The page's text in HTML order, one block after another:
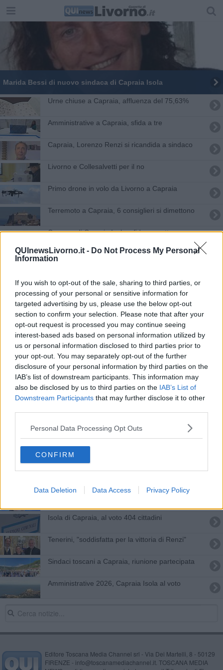
QUInewsLivorno.it - Do Not Process My Personal
Information
If you wish to opt-out of the sale, sharing to third parties, or
processing of your personal or sensitive information for
targeted advertising by us, please use the below opt-out
section to confirm your selection. Please note that after your
opt-out request is processed you may continue seeing
interest-based ads based on personal information utilized by
us or personal information disclosed to third parties prior to
your opt-out. You may separately opt-out of the further
disclosure of your personal information by third parties on the
IAB’s list of downstream participants. This information may
also be disclosed by us to third parties on the IAB’s List of
Downstream Participants that may further disclose it to other
Personal Data Processing Opt Outs
CONFIRM
Data Deletion Data Access Privacy Policy
Marida Bessi di nuovo sindaca di Capraia Isola
Urne chiuse a Capraia, affluenza del 75,63%
Amministrative a Capraia, sfida a tre
Capraia, Lorenzo Renzi si ricandida a sindaco
Livorno e Collesalvetti per il no
Primo drone in volo da Livorno a Capraia
Terremoto a Capraia, 6 consiglieri si dimettono
Comune di Capraia Isola, sfida a quattro
Capraia, ecco il nuovo Consiglio comunale
Tre consiglieri lasciano il sindaco Renzi
Urne chiuse, al via lo spoglio delle schede
La Foca monaca frequenta ancora Capraia
I sindaci toscani si riuniscono a Capraia
Capraia, Lorenzo Renzi è il nuovo sindaco
Isole e aree marine protette, evento a Capraia
Pd, a Livorno è spaccatura tra i renziani
"Non dividiamoci, se dite no lo dite per sempre"
Due anni di Governo Renzi
Isola di Capraia, al voto 404 cittadini
Tenerini, "soddisfatta per la vittoria di Renzi"
Sindaci toscani a Capraia, riunione partecipata
Amministrative 2026, Capraia Isola al voto
Editore Toscana Media Channel srl - Via Dei Martelli, 8 - 50129
FIRENZE - info@toscanamediachannel.it. TOSCANA MEDIA